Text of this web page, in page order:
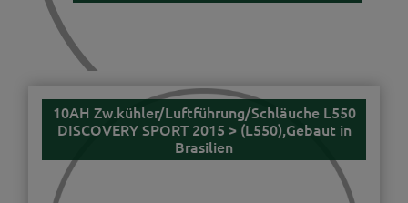
10AH Zw.kühler/Luftführung/Schläuche L550
DISCOVERY SPORT 2015 > (L550),Gebaut in
Brasilien